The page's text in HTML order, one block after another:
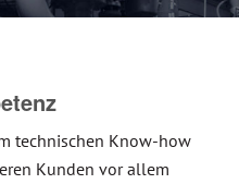
technischen Know-how
Kunden vor allem